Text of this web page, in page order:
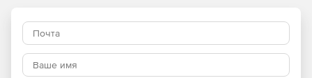
Решение полностью поддерживает всю линейку ОС
Windows, в том числе для встраиваемых систем, начиная
с семейства продуктов Windows XP и заканчивая Windows